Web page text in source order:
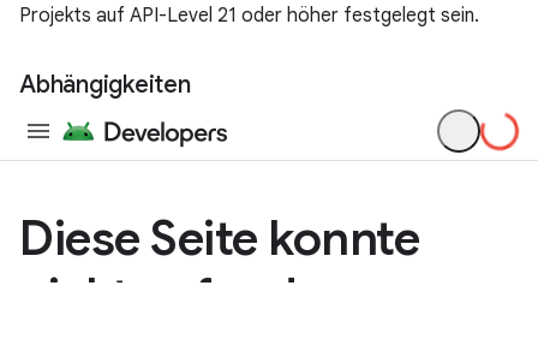
Projekts auf API-Level 21 oder höher festgelegt sein.
Abhängigkeiten